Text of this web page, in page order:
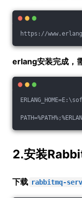
https://
erlang安装完成，
2.安装
下载 rabbitmq-